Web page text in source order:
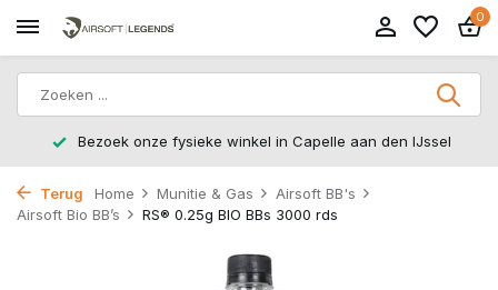
0
Bezoek onze fysieke winkel in Capelle aan den IJssel
Terug Home Munitie & Gas
Airsoft BB's
Airsoft Bio BB’s
RS® 0.25g BIO BBs 3000 rds